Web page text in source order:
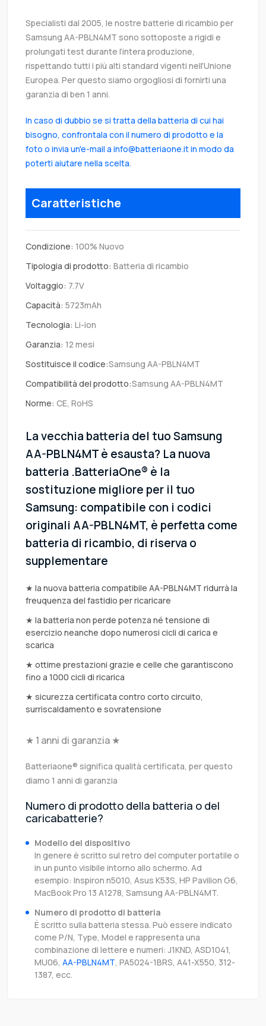
Specialisti dal 2005, le nostre batterie di ricambio per
Samsung AA-PBLN4MT sono sottoposte a rigidi e
prolungati test durante l’intera produzione,
rispettando tutti i più alti standard vigenti nell’Unione
Europea. Per questo siamo orgogliosi di fornirti una
garanzia di ben 1 anni.
In caso di dubbio se si tratta della batteria di cui hai
bisogno, confrontala con il numero di prodotto e la
foto o invia un'e-mail a info@batteriaone.it in modo da
poterti aiutare nella scelta.
Caratteristiche
Condizione: 100% Nuovo
Tipologia di prodotto: Batteria di ricambio
Voltaggio: 7.7V
Capacità: 5723mAh
Tecnologia: Li-ion
Garanzia: 12 mesi
Sostituisce il codice:Samsung AA-PBLN4MT
Compatibilità del prodotto:Samsung AA-PBLN4MT
Norme: CE, RoHS
La vecchia batteria del tuo Samsung
AA-PBLN4MT è esausta? La nuova
batteria .BatteriaOne® è la
sostituzione migliore per il tuo
Samsung: compatibile con i codici
originali AA-PBLN4MT, è perfetta come
batteria di ricambio, di riserva o
supplementare
★ la nuova batteria compatibile AA-PBLN4MT ridurrà la
freuquenza del fastidio per ricaricare
★ la batteria non perde potenza né tensione di
esercizio neanche dopo numerosi cicli di carica e
scarica
★ ottime prestazioni grazie e celle che garantiscono
fino a 1000 cicli di ricarica
★ sicurezza certificata contro corto circuito,
surriscaldamento e sovratensione
★ 1 anni di garanzia ★
Batteriaone® significa qualità certificata, per questo
diamo 1 anni di garanzia
Numero di prodotto della batteria o del
caricabatterie?
Modello del dispositivo
In genere è scritto sul retro del computer portatile o
in un punto visibile intorno allo schermo. Ad
esempio: Inspiron n5010, Asus K53S, HP Pavilion G6,
MacBook Pro 13 A1278, Samsung AA-PBLN4MT.
Numero di prodotto di batteria
È scritto sulla batteria stessa. Può essere indicato
come P/N, Type, Model e rappresenta una
combinazione di lettere e numeri: J1KND, ASD1041,
MU06, AA-PBLN4MT, PA5024-1BRS, A41-X550, 312-
1387, ecc.